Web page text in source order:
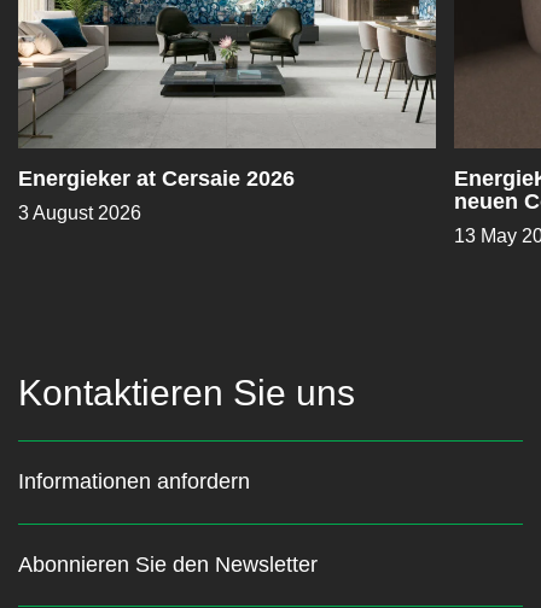
Energieker at Cersaie 2026
3 August 2026
neuen
13 May
Kontaktieren Sie uns
Informationen anfordern
Abonnieren Sie den Newsletter
Bleiben Sie über die neuesten